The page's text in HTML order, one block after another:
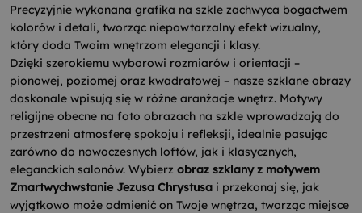
Precyzyjnie wykonana grafika na szkle zachwyca bogactwem
kolorów i detali, tworząc niepowtarzalny efekt wizualny,
który doda Twoim wnętrzom elegancji i klasy.
Dzięki szerokiemu wyborowi rozmiarów i orientacji –
pionowej, poziomej oraz kwadratowej – nasze szklane obrazy
doskonale wpisują się w różne aranżacje wnętrz. Motywy
religijne obecne na foto obrazach na szkle wprowadzają do
przestrzeni atmosferę spokoju i refleksji, idealnie pasując
zarówno do nowoczesnych loftów, jak i klasycznych,
eleganckich salonów. Wybierz obraz szklany z motywem
Zmartwychwstanie Jezusa Chrystusa i przekonaj się, jak
wyjątkowo może odmienić on Twoje wnętrza, tworząc miejsce